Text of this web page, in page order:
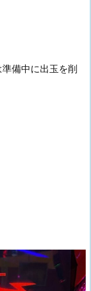
備中に出玉を削